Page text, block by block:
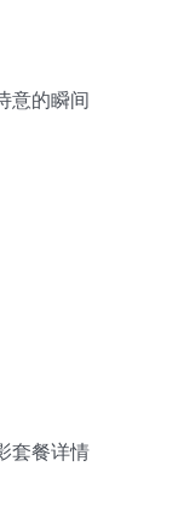
意的瞬间
套餐详情